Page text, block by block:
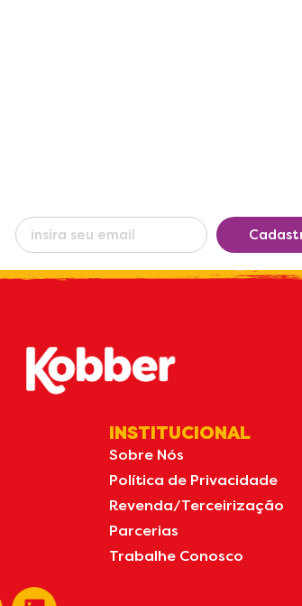
INSTITUCIONAL
Sobre Nós
Política de Privacidade
Revenda/Terceirização
Parcerias
Trabalhe Conosco